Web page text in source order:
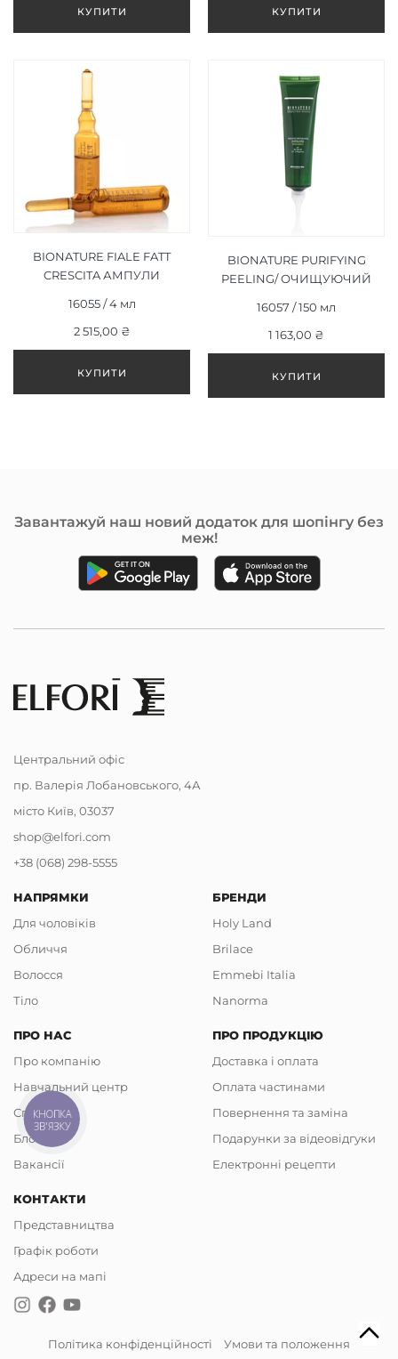
BIONATURE FIALE FATT
CRESCITA АМПУЛИ
16055 / 4 мл
2 515,00 ₴
BIONATURE PURIFYING
PEELING/ ОЧИЩУЮЧИЙ
16057 / 150 мл
1 163,00 ₴
Завантажуй наш новий додаток для шопінгу без
меж!
Центральний офіс
пр. Валерія Лобановського, 4А
місто Київ, 03037
shop@elfori.com
+38 (068) 298-5555
НАПРЯМКИ
Для чоловіків
Обличчя
Волосся
Тіло
БРЕНДИ
Holy Land
Brilace
Emmebi Italia
Nanorma
ПРО НАС
Про компанію
Навчальний центр
Співпраця
Блог
Вакансії
ПРО ПРОДУКЦІЮ
Доставка і оплата
Оплата частинами
Повернення та заміна
Подарунки за відеовідгуки
Електронні рецепти
КОНТАКТИ
Представництва
Графік роботи
Адреси на мапі
Політика конфіденційності Умови та положення
КНОПКА
ЗВ'ЯЗКУ